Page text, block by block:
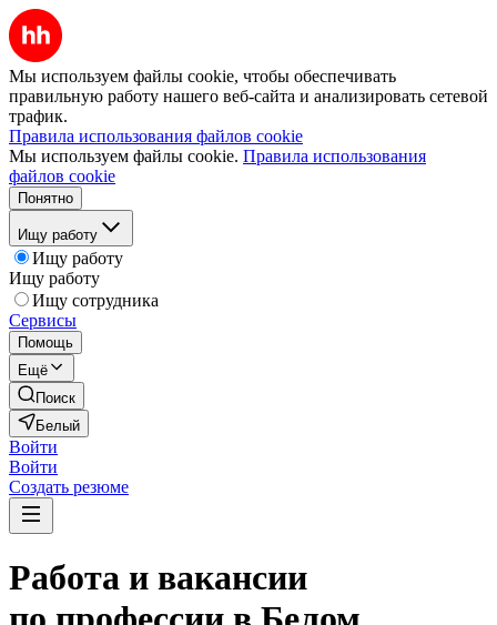
Мы используем файлы cookie, чтобы обеспечивать
правильную работу нашего веб-сайта и анализировать сетевой
трафик.
Правила использования файлов cookie
Мы используем файлы cookie. Правила использования
файлов cookie
Понятно
Ищу работу
Ищу работу
Ищу работу
Ищу сотрудника
Сервисы
Помощь
Ещё
Поиск
Белый
Войти
Войти
Создать резюме
Работа и вакансии